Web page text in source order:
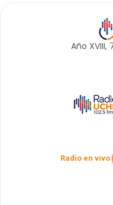
Año XVIII,
Radio en vivo